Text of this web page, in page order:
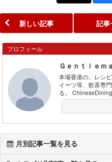
新しい記事 記事
プロフィール
Ｇｅｎｔｌｅｍ
本場香港の、レシ
イーツ等、飲茶専
る。
月別記事一覧を見る